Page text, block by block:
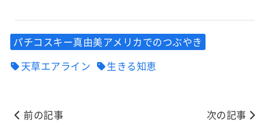
パチコスキー真由美アメリカでのつぶやき
天草エアライン
生きる知恵
前の記事 次の記事